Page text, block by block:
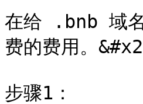
在给 .bnb 域名
费的费用。
步骤1：